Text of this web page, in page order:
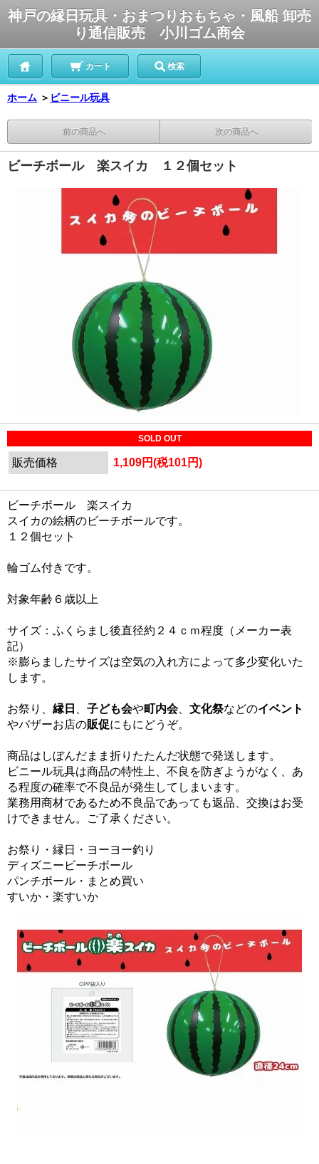
神戸の縁日玩具・おまつりおもちゃ・風船 卸売
り通信販売 小川ゴム商会
カート 検索
ホーム ＞ ビニール玩具
前の商品へ 次の商品へ
ビーチボール 楽スイカ １２個セット
SOLD OUT
販売価格 1,109円(税101円)
ビーチボール 楽スイカ
スイカの絵柄のビーチボールです。
１２個セット
輪ゴム付きです。
対象年齢６歳以上
サイズ：ふくらまし後直径約２４ｃｍ程度（メーカー表
記）
※膨らましたサイズは空気の入れ方によって多少変化いた
します。
お祭り、 縁日 子ども会や町内会、 文化祭などのイベント
やバザーお店の販促にもにどうぞ。
商品はしぼんだまま折りたたんだ状態で発送します。
ビニール玩具は商品の特性上、不良を防ぎようがなく、あ
る程度の確率で不良品が発生してしまいます。
業務用商材であるため不良品であっても返品、交換はお受
けできません。ご了承ください。
お祭り・縁日・ヨーヨー釣り
ディズニービーチボール
パンチボール・まとめ買い
すいか・楽すいか